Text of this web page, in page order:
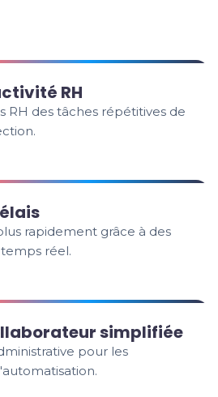
RH
RH des tâches répétitives de
rapidement grâce à des
réel.
simplifiée
pour les